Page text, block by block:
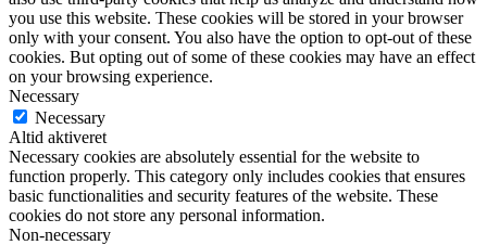
you use this website. These cookies will be stored in your browser
only with your consent. You also have the option to opt-out of these
cookies. But opting out of some of these cookies may have an effect
on your browsing experience.
Necessary
Necessary
Altid aktiveret
Necessary cookies are absolutely essential for the website to
function properly. This category only includes cookies that ensures
basic functionalities and security features of the website. These
cookies do not store any personal information.
Non-necessary